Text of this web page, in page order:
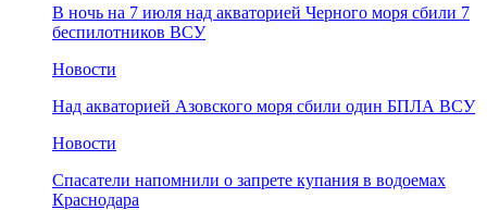
В ночь на 7 июля над акваторией Черного моря сбили 7
беспилотников ВСУ
Новости
Над акваторией Азовского моря сбили один БПЛА ВСУ
Новости
Спасатели напомнили о запрете купания в водоемах
Краснодара